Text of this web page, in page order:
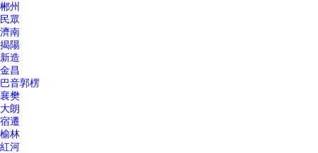
郴州
民眾
濟南
揭陽
新造
金昌
巴音郭楞
襄樊
大朗
宿遷
榆林
紅河